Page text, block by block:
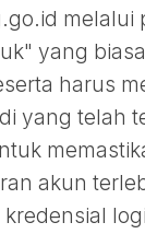
melalui
yang
harus
yang telah
akun